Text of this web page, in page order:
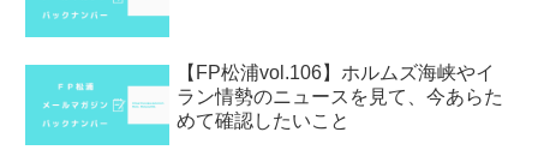
【FP松浦vol.106】ホルムズ海峡やイ
ラン情勢のニュースを見て、今あらた
めて確認したいこと